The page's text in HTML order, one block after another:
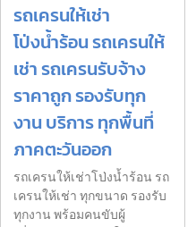
รถเครนให้เช่า
โป่งน้ำร้อน รถเครนให้
เช่า รถเครนรับจ้าง
ราคาถูก รองรับทุก
งาน บริการ ทุกพื้นที่
ภาคตะวันออก
รถเครนให้เช่าโป่งน้ำร้อน รถ
เครนให้เช่า ทุกขนาด รองรับ
ทุกงาน พร้อมคนขับผู้